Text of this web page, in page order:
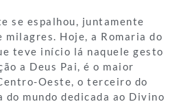
se espalhou, juntamente
milagres. Hoje, a Romaria do
teve início lá naquele gesto
a Deus Pai, é o maior
Oeste, o terceiro do
mundo dedicada ao Divino